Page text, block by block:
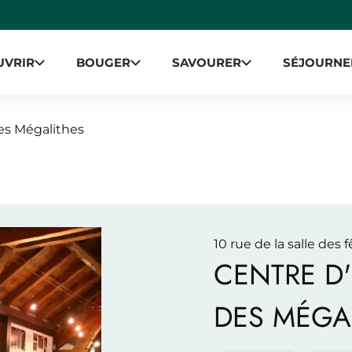
BOUGER SAVOURER
Mégalithes
10 rue de la salle des
CENTRE
DES